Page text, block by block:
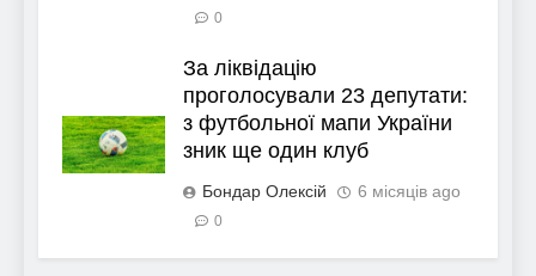
0
За ліквідацію
проголосували 23 депутати:
з футбольної мапи України
зник ще один клуб
Бондар Олексій 6 місяців ago
0